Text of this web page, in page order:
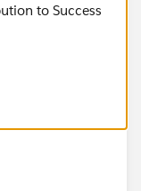
to Success